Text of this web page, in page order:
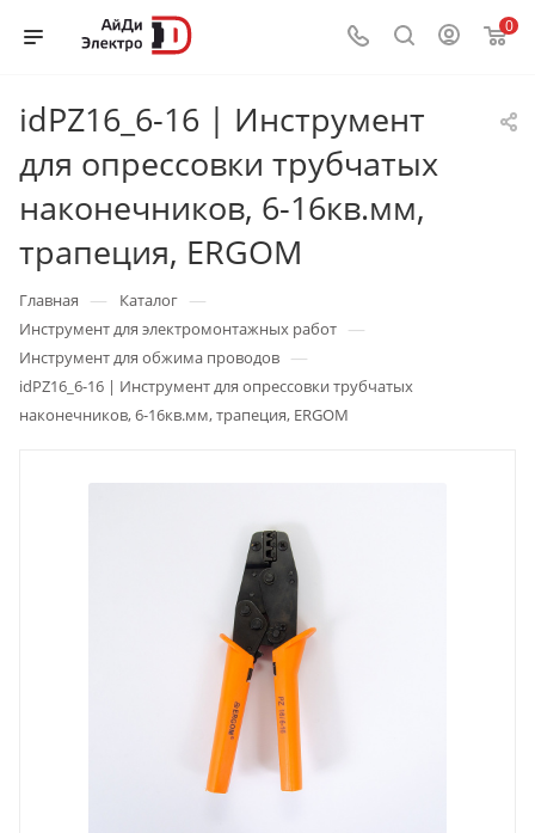
0
idPZ16_6-16 | Инструмент
для опрессовки трубчатых
наконечников, 6-16кв.мм,
трапеция, ERGOM
Главная — Каталог —
Инструмент для электромонтажных работ —
Инструмент для обжима проводов —
idPZ16_6-16 | Инструмент для опрессовки трубчатых
наконечников, 6-16кв.мм, трапеция, ERGOM